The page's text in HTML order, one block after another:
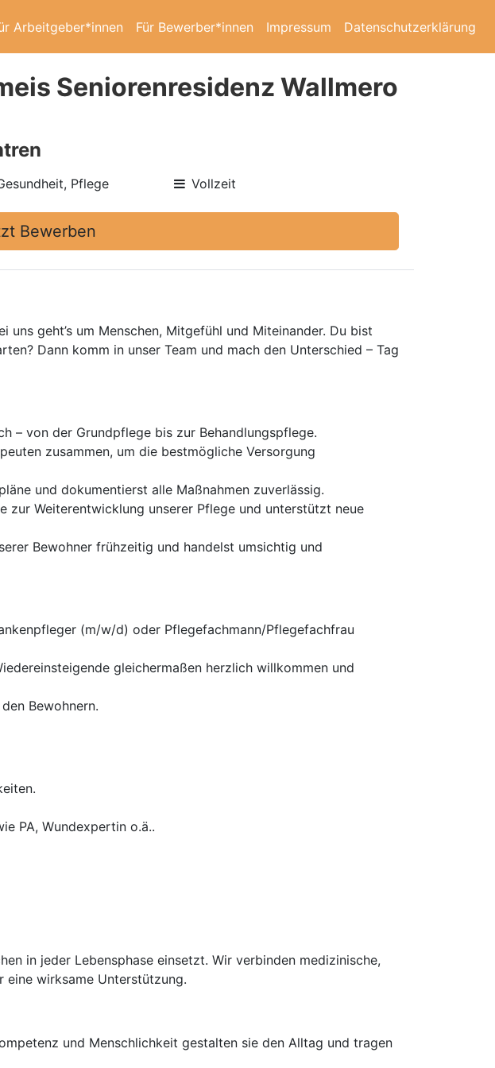
Arbeitgeber*innen Für Bewerber*innen Impressum Datenschutzerklärung
Seniorenresidenz Wallmero
Pflege Vollzeit
Bewerben
geht’s um Menschen, Mitgefühl und Miteinander. Du bist
Dann komm in unser Team und mach den Unterschied – Tag
– von der Grundpflege bis zur Behandlungspflege.
zusammen, um die bestmögliche Versorgung
und dokumentierst alle Maßnahmen zuverlässig.
zur Weiterentwicklung unserer Pflege und unterstützt neue
Bewohner frühzeitig und handelst umsichtig und
(m/w/d) oder Pflegefachmann/Pflegefachfrau
gleichermaßen herzlich willkommen und
Bewohnern.
PA, Wundexpertin o.ä..
in jeder Lebensphase einsetzt. Wir verbinden medizinische,
eine wirksame Unterstützung.
und Menschlichkeit gestalten sie den Alltag und tragen